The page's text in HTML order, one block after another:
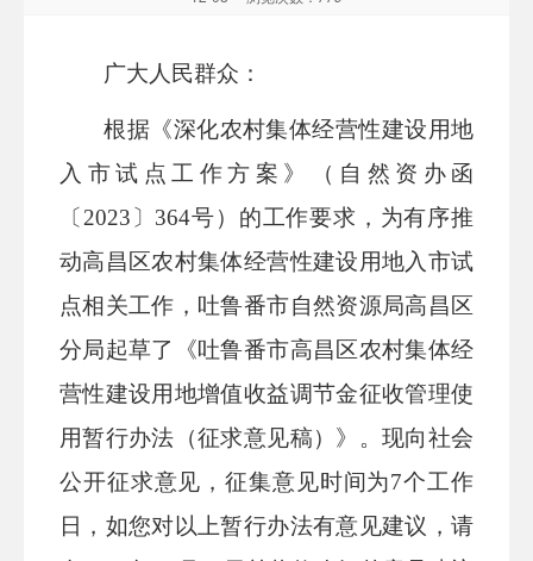
广大人民群众：
根据《深化农村集体经营性建设用地
入市试点工作方案》（自然资办函
〔 2023〕364号）的工作要求，为有序推
动高昌区农村集体经营性建设用地入市试
点相关工作，吐鲁番市自然资源局高昌区
分局起草了《吐鲁番市高昌区农村集体经
营性建设用地增值收益调节金征收管理使
用暂行办法（征求意见稿）》。现向社会
公开征求意见，征集意见时间为7个工作
日，如您对以上暂行办法有意见建议，请